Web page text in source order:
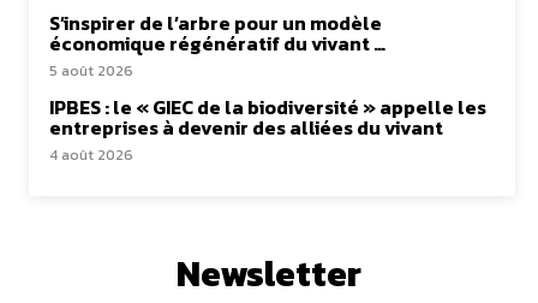
S’inspirer de l’arbre pour un modèle
économique régénératif du vivant …
5 août 2026
IPBES : le « GIEC de la biodiversité » appelle les
entreprises à devenir des alliées du vivant
4 août 2026
Newsletter